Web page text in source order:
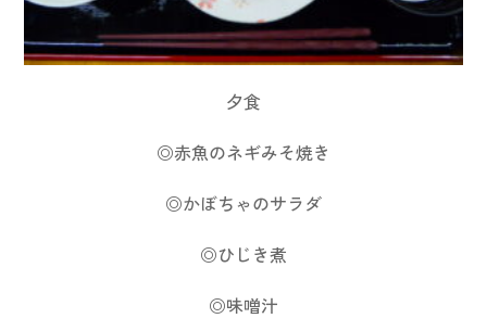
夕食
◎赤魚のネギみそ焼き
◎かぼちゃのサラダ
◎ひじき煮
◎味噌汁